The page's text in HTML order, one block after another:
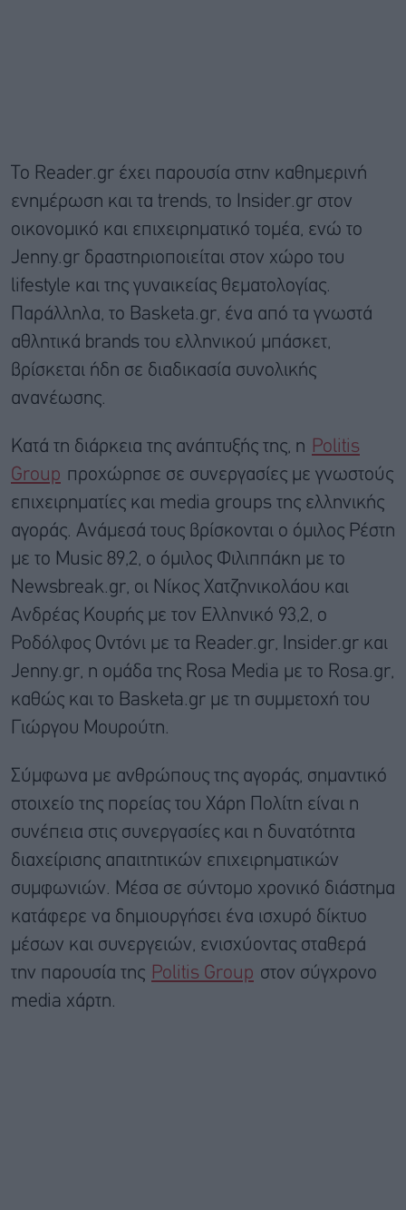
Το Reader.gr έχει παρουσία στην καθημερινή
ενημέρωση και τα trends, το Insider.gr στον
οικονομικό και επιχειρηματικό τομέα, ενώ το
Jenny.gr δραστηριοποιείται στον χώρο του
lifestyle και της γυναικείας θεματολογίας.
Παράλληλα, το Basketa.gr, ένα από τα γνωστά
αθλητικά brands του ελληνικού μπάσκετ,
βρίσκεται ήδη σε διαδικασία συνολικής
ανανέωσης.
Κατά τη διάρκεια της ανάπτυξής της, η Politis
Group προχώρησε σε συνεργασίες με γνωστούς
επιχειρηματίες και media groups της ελληνικής
αγοράς. Ανάμεσά τους βρίσκονται ο όμιλος Ρέστη
με το Music 89,2, ο όμιλος Φιλιππάκη με το
Newsbreak.gr, οι Νίκος Χατζηνικολάου και
Ανδρέας Κουρής με τον Ελληνικό 93,2, ο
Ροδόλφος Οντόνι με τα Reader.gr, Insider.gr και
Jenny.gr, η ομάδα της Rosa Media με το Rosa.gr,
καθώς και το Basketa.gr με τη συμμετοχή του
Γιώργου Μουρούτη.
Σύμφωνα με ανθρώπους της αγοράς, σημαντικό
στοιχείο της πορείας του Χάρη Πολίτη είναι η
συνέπεια στις συνεργασίες και η δυνατότητα
διαχείρισης απαιτητικών επιχειρηματικών
συμφωνιών. Μέσα σε σύντομο χρονικό διάστημα
κατάφερε να δημιουργήσει ένα ισχυρό δίκτυο
μέσων και συνεργειών, ενισχύοντας σταθερά
την παρουσία της Politis Group στον σύγχρονο
media χάρτη.